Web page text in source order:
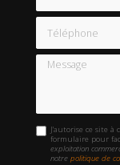
Téléphone
Message
J'autorise ce site à
formulaire pour
exploitation
notrepolitique de